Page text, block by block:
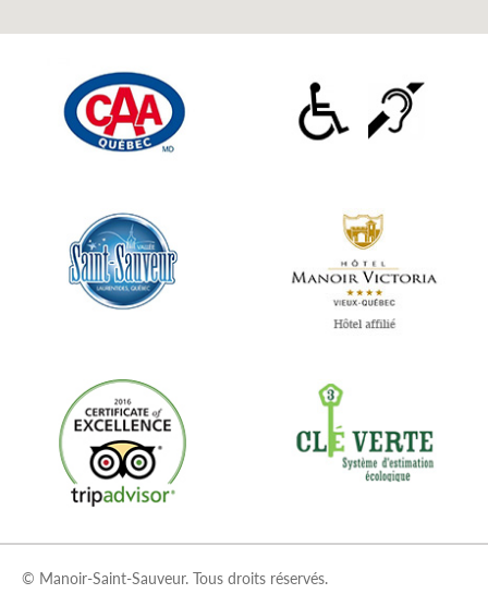
© Manoir-Saint-Sauveur. Tous droits réservés.